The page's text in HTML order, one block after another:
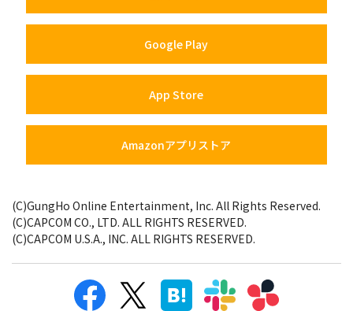
Google Play
App Store
Amazonアプリストア
(C)GungHo Online Entertainment, Inc. All Rights Reserved.
(C)CAPCOM CO., LTD. ALL RIGHTS RESERVED.
(C)CAPCOM U.S.A., INC. ALL RIGHTS RESERVED.